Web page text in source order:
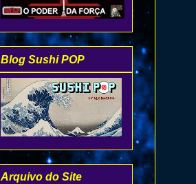
Blog Sushi POP
Arquivo do Site